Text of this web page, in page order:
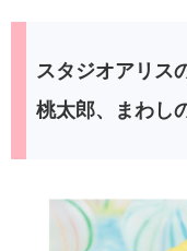
スタジオアリス
桃太郎、まわし